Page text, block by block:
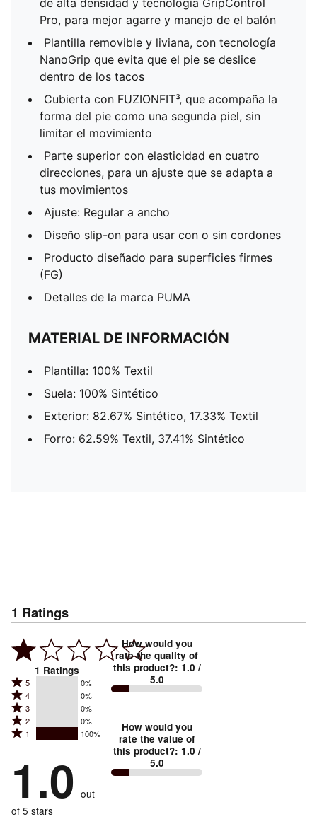
de alta densidad y tecnología GripControl
Pro, para mejor agarre y manejo de el balón
Plantilla removible y liviana, con tecnología
NanoGrip que evita que el pie se deslice
dentro de los tacos
Cubierta con FUZIONFIT³, que acompaña la
forma del pie como una segunda piel, sin
limitar el movimiento
Parte superior con elasticidad en cuatro
direcciones, para un ajuste que se adapta a
tus movimientos
Ajuste: Regular a ancho
Diseño slip-on para usar con o sin cordones
Producto diseñado para superficies firmes
(FG)
Detalles de la marca PUMA
MATERIAL DE INFORMACIÓN
Plantilla: 100% Textil
Suela: 100% Sintético
Exterior: 82.67% Sintético, 17.33% Textil
Forro: 62.59% Textil, 37.41% Sintético
1 Ratings
1 Ratings
Rated
5
stars
by
reviewers
5 0%
Rated
4
stars
by
of
reviewers
4 0%
Rated
3
stars
0%
reviewers
3 0%
Rated
2
by
reviewers
2 0%
Rated
stars
by
100%
of
1 100%
1.0 out
of 5 stars
How would you
rate the quality of
this product?: 1.0 /
5.0
How would you
rate the value of
this product?: 1.0 /
5.0